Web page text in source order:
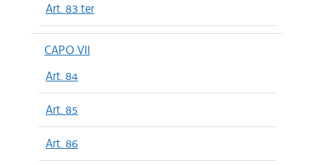
Art. 83 ter
CAPO VII
Art. 84
Art. 85
Art. 86